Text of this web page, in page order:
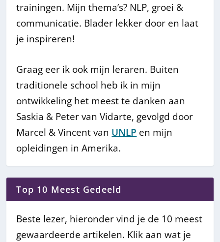
trainingen. Mijn thema’s? NLP, groei &
communicatie. Blader lekker door en laat
je inspireren!
Graag eer ik ook mijn leraren. Buiten
traditionele school heb ik in mijn
ontwikkeling het meest te danken aan
Saskia & Peter van Vidarte, gevolgd door
Marcel & Vincent van UNLP en mijn
opleidingen in Amerika.
Top 10 Meest Gedeeld
Beste lezer, hieronder vind je de 10 meest
gewaardeerde artikelen. Klik aan wat je